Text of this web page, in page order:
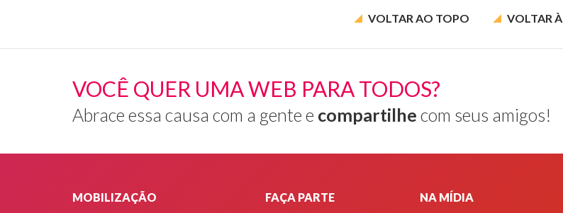
VOLTAR AO TOPO VOLTAR À
VOCÊ QUER UMA WEB PARA TODOS?
Abrace essa causa com a gente e compartilhe com seus amigos!
MOBILIZAÇÃO FAÇA PARTE NA MÍDIA